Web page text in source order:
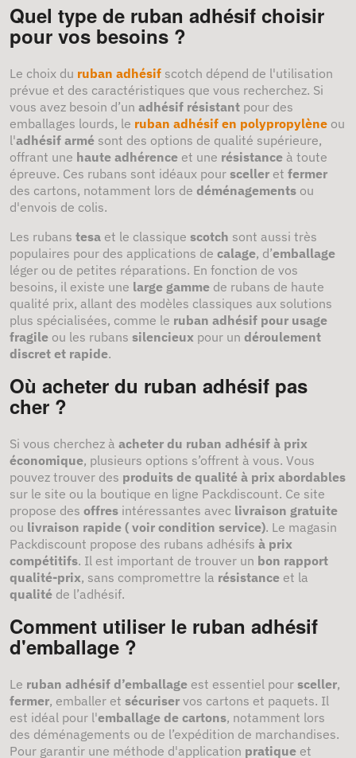
Quel type de ruban adhésif choisir
pour vos besoins ?
Le choix du ruban adhésif scotch dépend de l'utilisation
prévue et des caractéristiques que vous recherchez. Si
vous avez besoin d’un adhésif résistant pour des
emballages lourds, le ruban adhésif en polypropylène ou
l'adhésif armé sont des options de qualité supérieure,
offrant une haute adhérence et une résistance à toute
épreuve. Ces rubans sont idéaux pour sceller et fermer
des cartons, notamment lors de déménagements ou
d'envois de colis.
Les rubans tesa et le classique scotch sont aussi très
populaires pour des applications de calage, d’emballage
léger ou de petites réparations. En fonction de vos
besoins, il existe une large gamme de rubans de haute
qualité prix, allant des modèles classiques aux solutions
plus spécialisées, comme le ruban adhésif pour usage
fragile ou les rubans silencieux pour un déroulement
discret et rapide.
Où acheter du ruban adhésif pas
cher ?
Si vous cherchez à acheter du ruban adhésif à prix
économique, plusieurs options s’offrent à vous. Vous
pouvez trouver des produits de qualité à prix abordables
sur le site ou la boutique en ligne Packdiscount. Ce site
propose des offres intéressantes avec livraison gratuite
ou livraison rapide ( voir condition service). Le magasin
Packdiscount propose des rubans adhésifs à prix
compétitifs. Il est important de trouver un bon rapport
qualité-prix, sans compromettre la résistance et la
qualité de l’adhésif.
Comment utiliser le ruban adhésif
d'emballage ?
Le ruban adhésif d’emballage est essentiel pour sceller,
fermer, emballer et sécuriser vos cartons et paquets. Il
est idéal pour l'emballage de cartons, notamment lors
des déménagements ou de l’expédition de marchandises.
Pour garantir une méthode d'application pratique et